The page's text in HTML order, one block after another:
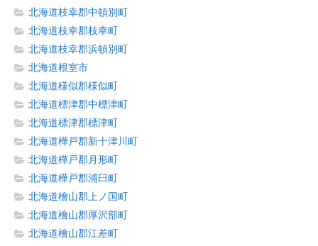
北海道枝幸郡中頓別町
北海道枝幸郡枝幸町
北海道枝幸郡浜頓別町
北海道根室市
北海道様似郡様似町
北海道標津郡中標津町
北海道標津郡標津町
北海道樺戸郡新十津川町
北海道樺戸郡月形町
北海道樺戸郡浦臼町
北海道檜山郡上ノ国町
北海道檜山郡厚沢部町
北海道檜山郡江差町